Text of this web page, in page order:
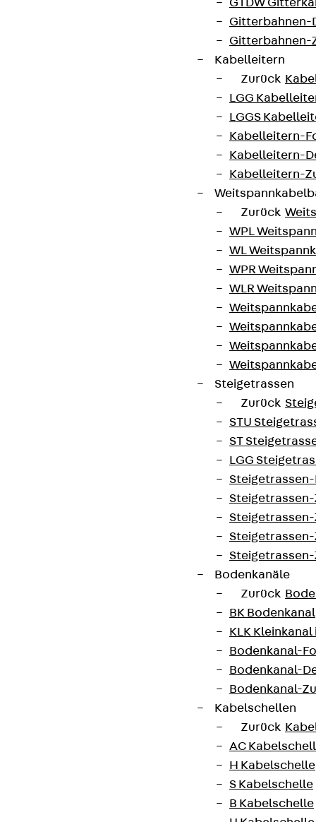
GTDW
Gitterbahnen-
Gitterbahnen-
Kabelleitern
Zurück
LGG
LGGS
Kabelleitern-
Kabelleitern-
Kabelleitern-
Zurück
WPL
WL
WPR
WLR
Steigetrassen
Zurück
STU
ST
LGG
Steigetrassen-
Steigetrassen-
Steigetrassen-
Steigetrassen-
Bodenkanäle
Zurück
BK Bodenkanal
KLK
Bodenkanal-
Bodenkanal-
Bodenkanal-
Kabelschellen
Zurück
AC
H Kabelschelle
S Kabelschelle
B Kabelschelle